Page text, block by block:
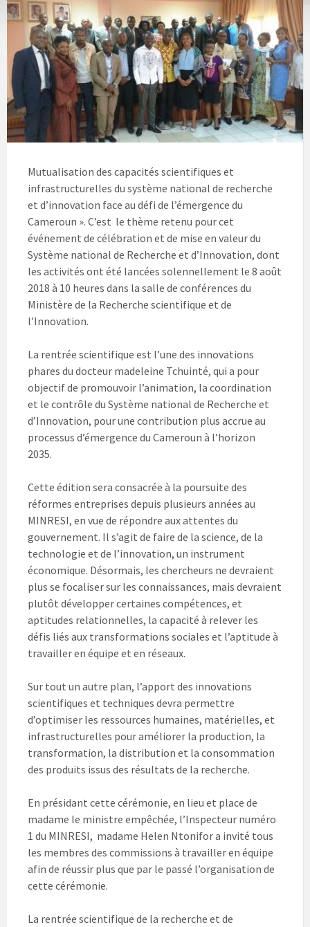
Mutualisation des capacités scientifiques et
infrastructurelles du système national de recherche
et d’innovation face au défi de l’émergence du
Cameroun ». C’est le thème retenu pour cet
événement de célébration et de mise en valeur du
Système national de Recherche et d’Innovation, dont
les activités ont été lancées solennellement le 8 août
2018 à 10 heures dans la salle de conférences du
Ministère de la Recherche scientifique et de
l’Innovation.
La rentrée scientifique est l’une des innovations
phares du docteur madeleine Tchuinté, qui a pour
objectif de promouvoir l’animation, la coordination
et le contrôle du Système national de Recherche et
d’Innovation, pour une contribution plus accrue au
processus d’émergence du Cameroun à l’horizon
2035.
Cette édition sera consacrée à la poursuite des
réformes entreprises depuis plusieurs années au
MINRESI, en vue de répondre aux attentes du
gouvernement. Il s’agit de faire de la science, de la
technologie et de l’innovation, un instrument
économique. Désormais, les chercheurs ne devraient
plus se focaliser sur les connaissances, mais devraient
plutôt développer certaines compétences, et
aptitudes relationnelles, la capacité à relever les
défis liés aux transformations sociales et l’aptitude à
travailler en équipe et en réseaux.
Sur tout un autre plan, l’apport des innovations
scientifiques et techniques devra permettre
d’optimiser les ressources humaines, matérielles, et
infrastructurelles pour améliorer la production, la
transformation, la distribution et la consommation
des produits issus des résultats de la recherche.
En présidant cette cérémonie, en lieu et place de
madame le ministre empêchée, l’Inspecteur numéro
1 du MINRESI, madame Helen Ntonifor a invité tous
les membres des commissions à travailler en équipe
afin de réussir plus que par le passé l’organisation de
cette cérémonie.
La rentrée scientifique de la recherche et de